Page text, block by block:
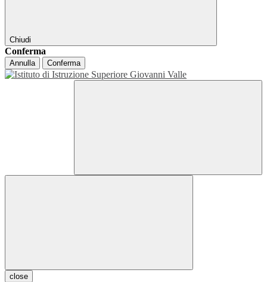
Chiudi
Conferma
Annulla Conferma
close